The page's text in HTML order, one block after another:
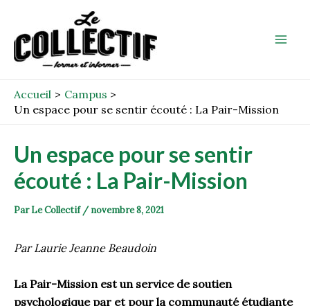
contenu
Accueil
Campus
Un espace pour se sentir écouté : La Pair-Mission
Un espace pour se sentir
écouté : La Pair-Mission
ParLe Collectif / novembre 8, 2021
Par Laurie Jeanne Beaudoin
La Pair-Mission est un service de soutien
psychologique par et pour la communauté étudiante
navigation